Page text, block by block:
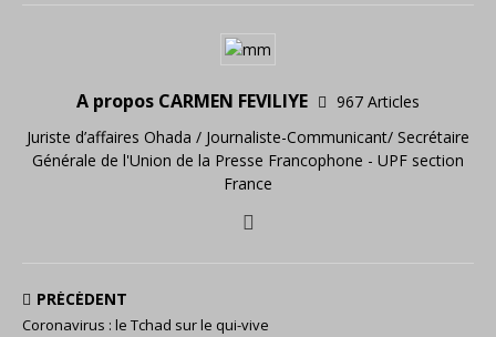
A propos CARMEN FEVILIYE
967 Articles
Juriste d’affaires Ohada / Journaliste-Communicant/ Secrétaire
Générale de l'Union de la Presse Francophone - UPF section
France
PRÉCÉDENT
Coronavirus : le Tchad sur le qui-vive